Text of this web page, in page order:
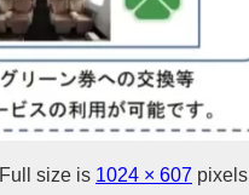
Full size is 1024 × 607 pixels